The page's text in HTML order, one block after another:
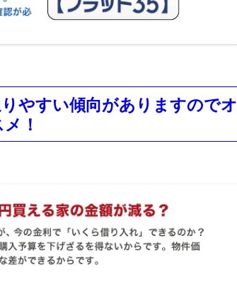
やすい傾向がありますのでオ
！